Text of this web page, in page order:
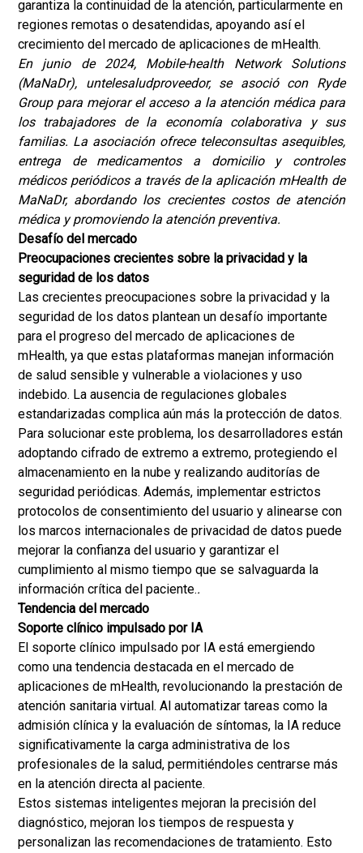
garantiza la continuidad de la atención, particularmente en
regiones remotas o desatendidas, apoyando así el
crecimiento del mercado de aplicaciones de mHealth.
En junio de 2024, Mobile-health Network Solutions
(MaNaDr), untelesaludproveedor, se asoció con Ryde
Group para mejorar el acceso a la atención médica para
los trabajadores de la economía colaborativa y sus
familias. La asociación ofrece teleconsultas asequibles,
entrega de medicamentos a domicilio y controles
médicos periódicos a través de la aplicación mHealth de
MaNaDr, abordando los crecientes costos de atención
médica y promoviendo la atención preventiva.
Desafío del mercado
Preocupaciones crecientes sobre la privacidad y la
seguridad de los datos
Las crecientes preocupaciones sobre la privacidad y la
seguridad de los datos plantean un desafío importante
para el progreso del mercado de aplicaciones de
mHealth, ya que estas plataformas manejan información
de salud sensible y vulnerable a violaciones y uso
indebido. La ausencia de regulaciones globales
estandarizadas complica aún más la protección de datos.
Para solucionar este problema, los desarrolladores están
adoptando cifrado de extremo a extremo, protegiendo el
almacenamiento en la nube y realizando auditorías de
seguridad periódicas. Además, implementar estrictos
protocolos de consentimiento del usuario y alinearse con
los marcos internacionales de privacidad de datos puede
mejorar la confianza del usuario y garantizar el
cumplimiento al mismo tiempo que se salvaguarda la
información crítica del paciente..
Tendencia del mercado
Soporte clínico impulsado por IA
El soporte clínico impulsado por IA está emergiendo
como una tendencia destacada en el mercado de
aplicaciones de mHealth, revolucionando la prestación de
atención sanitaria virtual. Al automatizar tareas como la
admisión clínica y la evaluación de síntomas, la IA reduce
significativamente la carga administrativa de los
profesionales de la salud, permitiéndoles centrarse más
en la atención directa al paciente.
Estos sistemas inteligentes mejoran la precisión del
diagnóstico, mejoran los tiempos de respuesta y
personalizan las recomendaciones de tratamiento. Esto